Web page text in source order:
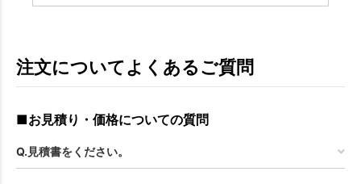
注文についてよくあるご質問
■お見積り・価格についての質問
Q.見積書をください。